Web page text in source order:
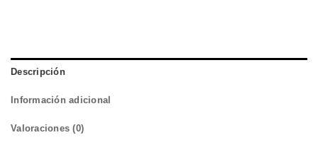
Descripción
Información adicional
Valoraciones (0)